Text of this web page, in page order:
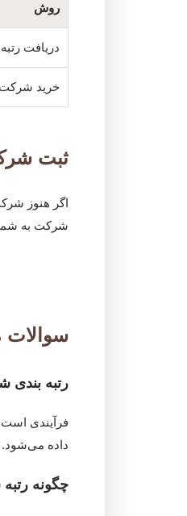
روش
دریافت
خرید شرکت
ثبت
اگر هنوز
شرکت به شما
سوالات
رتبه
فرآیندی
داده می‌شود.
چگونه